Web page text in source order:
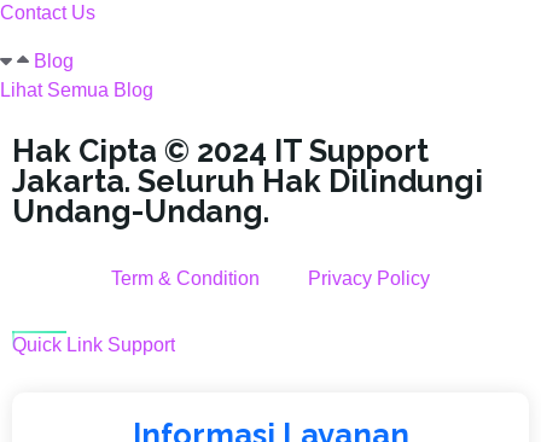
Contact Us
Blog
Lihat Semua Blog
Hak Cipta © 2024 IT Support
Jakarta. Seluruh Hak Dilindungi
Undang-Undang.
Term & Condition Privacy Policy
Quick Link Support
Informasi Layanan